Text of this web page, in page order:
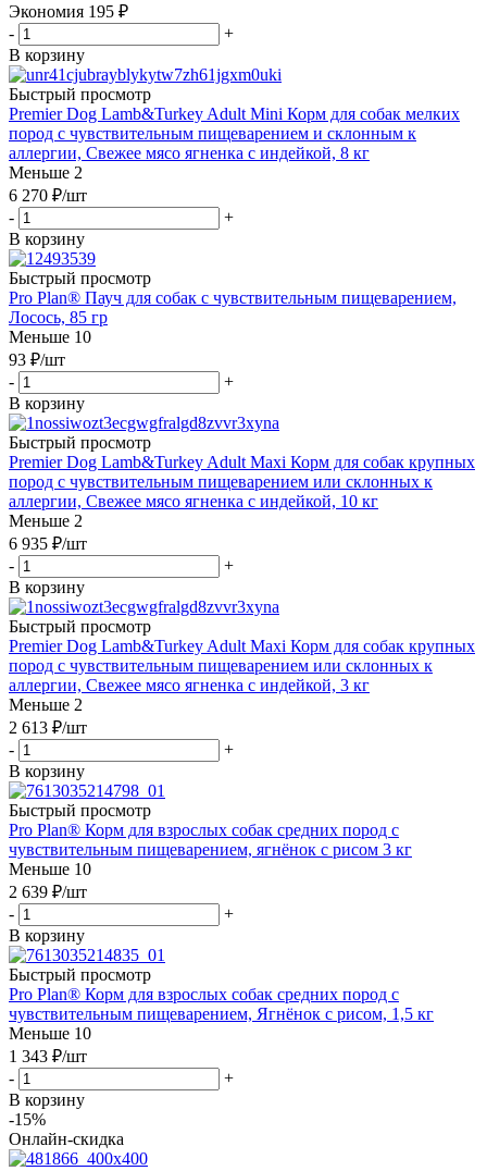
Экономия 195 ₽
-
+
В корзину
Быстрый просмотр
Premier Dog Lamb&Turkey Adult Mini Корм для собак мелких
пород с чувствительным пищеварением и склонным к
аллергии, Свежее мясо ягненка с индейкой, 8 кг
Меньше 2
6 270 ₽/шт
-
+
В корзину
Быстрый просмотр
Pro Plan® Пауч для собак с чувствительным пищеварением,
Лосось, 85 гр
Меньше 10
93 ₽/шт
-
+
В корзину
Быстрый просмотр
Premier Dog Lamb&Turkey Adult Maxi Корм для собак крупных
пород с чувствительным пищеварением или склонных к
аллергии, Свежее мясо ягненка с индейкой, 10 кг
Меньше 2
6 935 ₽/шт
-
+
В корзину
Быстрый просмотр
Premier Dog Lamb&Turkey Adult Maxi Корм для собак крупных
пород с чувствительным пищеварением или склонных к
аллергии, Свежее мясо ягненка с индейкой, 3 кг
Меньше 2
2 613 ₽/шт
-
+
В корзину
Быстрый просмотр
Pro Plan® Корм для взрослых собак средних пород с
чувствительным пищеварением, ягнёнок с рисом 3 кг
Меньше 10
2 639 ₽/шт
-
+
В корзину
Быстрый просмотр
Pro Plan® Корм для взрослых собак средних пород с
чувствительным пищеварением, Ягнёнок с рисом, 1,5 кг
Меньше 10
1 343 ₽/шт
-
+
В корзину
-15%
Онлайн-скидка